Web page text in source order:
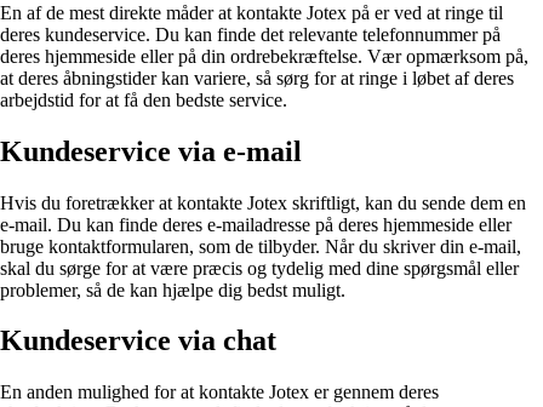
En af de mest direkte måder at kontakte Jotex på er ved at ringe til
deres kundeservice. Du kan finde det relevante telefonnummer på
deres hjemmeside eller på din ordrebekræftelse. Vær opmærksom på,
at deres åbningstider kan variere, så sørg for at ringe i løbet af deres
arbejdstid for at få den bedste service.
Kundeservice via e-mail
Hvis du foretrækker at kontakte Jotex skriftligt, kan du sende dem en
e-mail. Du kan finde deres e-mailadresse på deres hjemmeside eller
bruge kontaktformularen, som de tilbyder. Når du skriver din e-mail,
skal du sørge for at være præcis og tydelig med dine spørgsmål eller
problemer, så de kan hjælpe dig bedst muligt.
Kundeservice via chat
En anden mulighed for at kontakte Jotex er gennem deres